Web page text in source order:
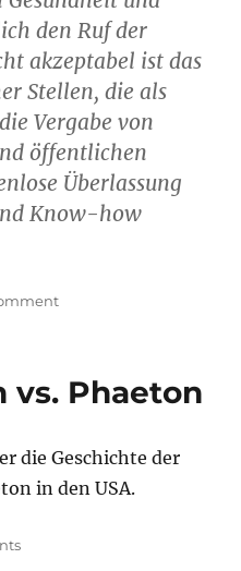
den Ruf der
akzeptabel ist das
Stellen, die als
Vergabe von
öffentlichen
Überlassung
Know-how
on
an
des
chinesischen
vs. Phaeton
die Geschichte der
in den USA.
on